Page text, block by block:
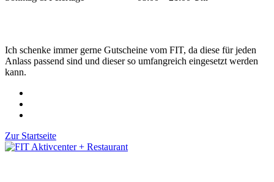
Ich schenke immer gerne Gutscheine vom FIT, da diese für jeden
Anlass passend sind und dieser so umfangreich eingesetzt werden
kann.
Zur Startseite